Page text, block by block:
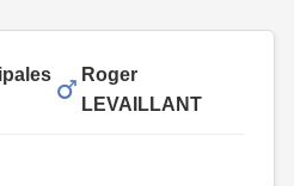
Roger
LEVAILLANT